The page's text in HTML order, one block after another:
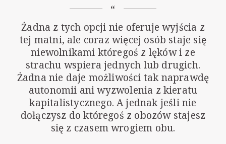
Żadna z tych opcji nie oferuje wyjścia z
tej matni, ale coraz więcej osób staje się
niewolnikami któregoś z lęków i ze
strachu wspiera jednych lub drugich.
Żadna nie daje możliwości tak naprawdę
autonomii ani wyzwolenia z kieratu
kapitalistycznego. A jednak jeśli nie
dołączysz do któregoś z obozów stajesz
się z czasem wrogiem obu.